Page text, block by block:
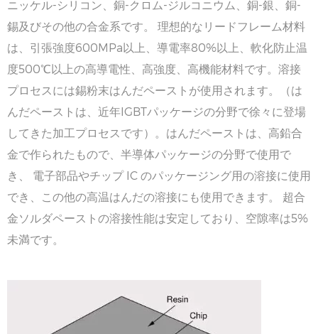
ニッケル-シリコン、銅-クロム-ジルコニウム、銅-銀、銅-
錫及びその他の合金系です。 理想的なリードフレーム材料
は、引張強度600MPa以上、導電率80%以上、軟化防止温
度500℃以上の高導電性、高強度、高機能材料です。溶接
プロセスには錫粉末はんだペーストが使用されます。（は
んだペーストは、近年IGBTパッケージの分野で徐々に登場
してきた加工プロセスです）。はんだペーストは、高鉛合
金で作られたもので、半導体パッケージの分野で使用で
き、 電子部品やチップ IC のパッケージング用の溶接に使用
でき、この他の高温はんだの溶接にも使用できます。 超合
金ソルダペーストの溶接性能は安定しており、空隙率は5%
未満です。